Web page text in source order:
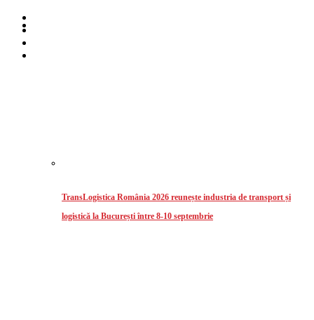
TransLogistica România 2026 reunește industria de transport și
logistică la București între 8-10 septembrie